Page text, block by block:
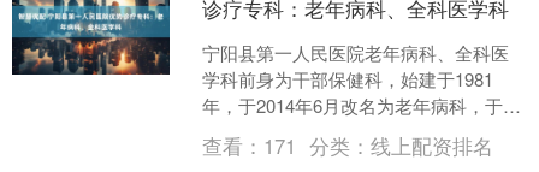
诊疗专科：老年病科、全科医学科
宁阳县第一人民医院老年病科、全科医
学科前身为干部保健科，始建于1981
年，于2014年6月改名为老年病科，于
2024年增设全科医学科。目前已发展为
集医疗、教学、....
查看： 171 分类：线上配资排名